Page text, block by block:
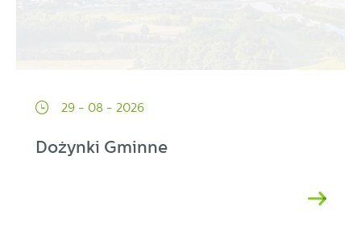
29 - 08 - 2026
Dożynki Gminne